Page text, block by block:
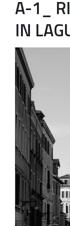
A-1_
IN